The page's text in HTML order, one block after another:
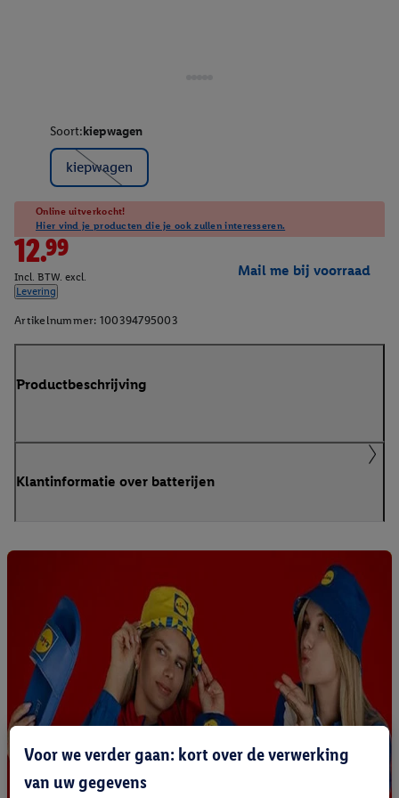
Soort:kiepwagen
kiepwagen
Online uitverkocht!
Hier vind je producten die je ook zullen interesseren.
12.99
Incl. BTW. excl.
Levering
Mail me bij voorraad
Artikelnummer: 100394795003
Productbeschrijving
Klantinformatie over batterijen
Voor we verder gaan: kort over de verwerking
van uw gegevens